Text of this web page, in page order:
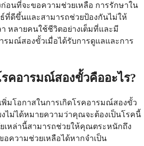
อนที่จะขอความช่วยเหลือ การรักษาใน
ที่ดีขึ้นและสามารถช่วยป้องกันไม่ให้
หลายคนใช้ชีวิตอย่างเต็มที่และมี
รมณ์สองขั้วเมื่อได้รับการดูแลและการ
รคอารมณ์สองขั้วคืออะไร?
มโอกาสในการเกิดโรคอารมณ์สองขั้ว
งไม่ได้หมายความว่าคุณจะต้องเป็นโรคนี้
เหล่านี้สามารถช่วยให้คุณตระหนักถึง
ความช่วยเหลือได้หากจำเป็น